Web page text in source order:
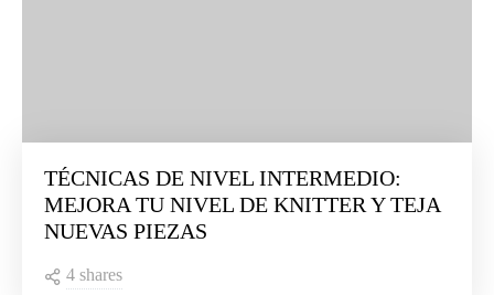
TÉCNICAS DE NIVEL INTERMEDIO:
MEJORA TU NIVEL DE KNITTER Y TEJA
NUEVAS PIEZAS
4 shares